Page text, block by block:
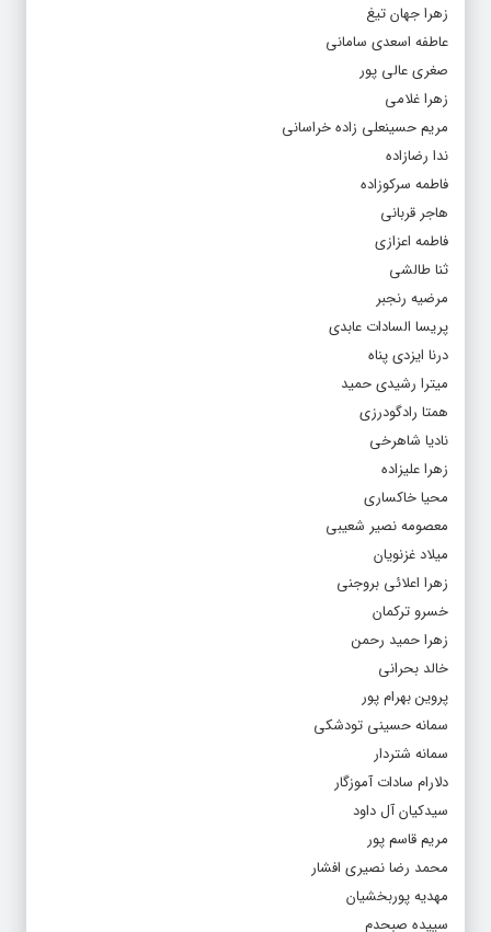
زهرا جهان تیغ
عاطفه اسعدی سامانی
صغری عالی پور
زهرا غلامی
مریم حسینعلی زاده خراسانی
ندا رضازاده
فاطمه سرکوزاده
هاجر قربانی
فاطمه اعزازی
ثنا طالشی
مرضیه رنجبر
پریسا السادات عابدی
درنا ایزدی پناه
میترا رشیدی حمید
همتا رادگودرزی
نادیا شاهرخی
زهرا علیزاده
محیا خاکساری
معصومه نصیر شعیبی
میلاد غزنویان
زهرا اعلائی بروجنی
خسرو ترکمان
زهرا حمید رحمن
خالد بحرانی
پروین بهرام پور
سمانه حسینی تودشکی
سمانه شتردار
دلارام سادات آموزگار
سیدکیان آل داود
مریم قاسم پور
محمد رضا نصیری افشار
مهدیه پوربخشیان
سپیده صبحدم